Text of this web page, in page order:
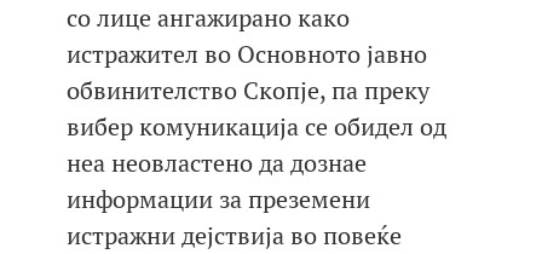
со лице ангажирано како
истражител во Основното јавно
обвинителство Скопје, па преку
вибер комуникација се обидел од
неа неовластено да дознае
информации за преземени
истражни дејствија во повеќе